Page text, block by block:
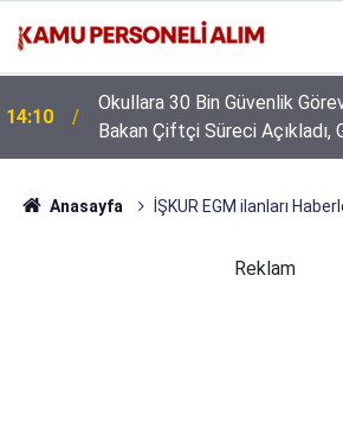
14:10
Okullara 30 Bin Güvenlik
Bakan Çiftçi Süreci Açıkladı,
Çevrildi
Anasayfa İŞKUR EGM ilanları
Reklam